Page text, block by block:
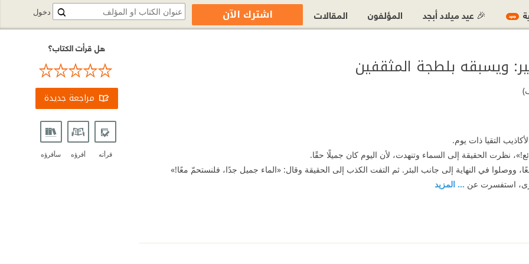
ويسبقه بلطجة المثقفين
التقيا ذات يوم.
نظرت الحقيقة إلى السماء وتنهدت، لأن اليوم كان جميلًا حقًا.
ووصلوا في النهاية إلى جانب البئر. ثم التفت الكذب إلى الحقيقة وقال: «الماء جميل جدًا، فلنستحمّ معًا!»
استفسرت عن ... المزيد
هل قرأت الكتاب؟
مراجعة جديدة
قرأته أقرؤه سأقرؤه
دخول جديد 🎉 عيد ميلاد أبجد المؤلفون المقالات اشترك الآن